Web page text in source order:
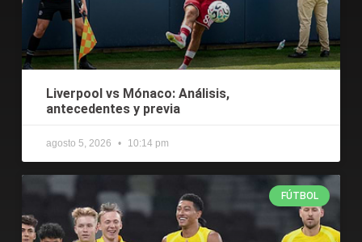
Liverpool vs Mónaco: Análisis,
antecedentes y previa
agosto 5, 2026 10:14 pm
FÚTBOL